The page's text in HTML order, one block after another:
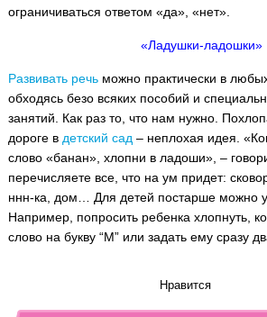
ограничиваться ответом «да», «нет».
«Ладушки-ладошки»
Развивать речьможно практически в
обходясь безо всяких пособий и
занятий. Как раз то, что нам нужно.
дороге в детский сад – неплохая идея.
слово «банан», хлопни в ладоши», –
перечисляете все, что на ум придет:
ннн-ка, дом… Для детей постарше можно
Например, попросить ребенка хлопнуть,
слово на букву “М” или задать ему сразу
Нравится